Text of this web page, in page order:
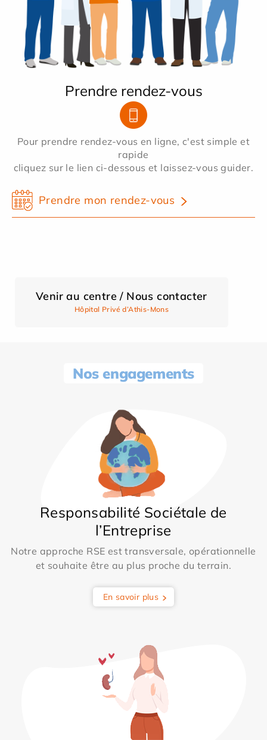
Prendre rendez-vous
Pour prendre rendez-vous en ligne, c'est simple et
rapide
cliquez sur le lien ci-dessous et laissez-vous guider.
Prendre mon rendez-vous
Venir au centre / Nous contacter
Hôpital Privé d’Athis-Mons
Nos engagements
Responsabilité Sociétale de
l’Entreprise
Notre approche RSE est transversale, opérationnelle
et souhaite être au plus proche du terrain.
En savoir plus